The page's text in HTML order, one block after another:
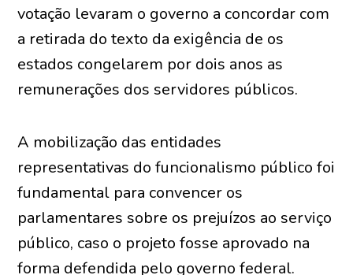
votação levaram o governo a concordar com
a retirada do texto da exigência de os
estados congelarem por dois anos as
remunerações dos servidores públicos.
A mobilização das entidades
representativas do funcionalismo público foi
fundamental para convencer os
parlamentares sobre os prejuízos ao serviço
público, caso o projeto fosse aprovado na
forma defendida pelo governo federal.